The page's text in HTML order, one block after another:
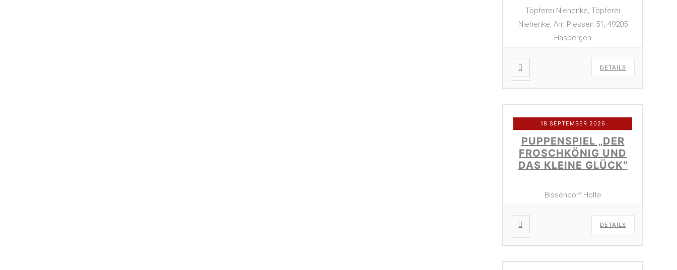
Töpferei Niehenke, Töpferei
Niehenke, Am Plessen 51, 49205
Hasbergen
DETAILS
18 SEPTEMBER 2026
PUPPENSPIEL „DER
FROSCHKÖNIG UND
DAS KLEINE GLÜCK“
Bissendorf Holte
DETAILS